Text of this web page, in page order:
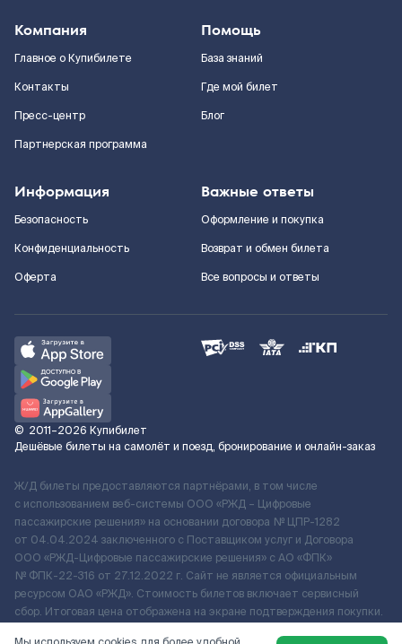
Компания
Главное о Купибилете
Контакты
Пресс-центр
Партнерская программа
Помощь
База знаний
Где мой билет
Блог
Информация
Безопасность
Конфиденциальность
Оферта
Важные ответы
Оформление и покупка
Возврат и обмен билета
Все вопросы и ответы
© 2011–2026 Купибилет
Дешёвые билеты на самолёт и поезд, бронирование и онлайн-заказ
Ж/Д билеты предоставляются партнёрами, в том числе
с использованием веб-системы ООО «РЖД – Цифровые
пассажирские решения» на основании договора № ЦПР-1282
от 04.04.2024 заключенного с Поставщиком услуг и Договора
ООО «РЖД-Цифровые пассажирские решения» c АО «ФПК»
№ ФПК-22-316 от 27.12.2022 г. Сайт не является официальным
ресурсом ОАО «РЖД». Стоимость билетов включает сервисный
сбор. Итоговая цена отображена на экране подтверждения покупки.